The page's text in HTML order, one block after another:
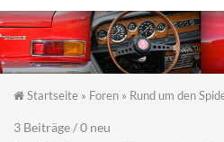
Sie sind hier
Startseite » Foren » Rund um den
3 Beiträge / 0 neu